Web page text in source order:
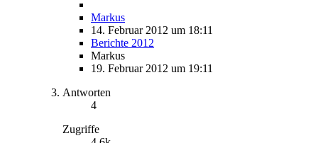
Markus
14. Februar 2012 um 18:11
Berichte 2012
Markus
19. Februar 2012 um 19:11
Antworten
4
Zugriffe